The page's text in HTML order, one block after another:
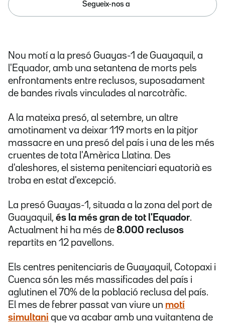
Segueix-nos a
Nou motí a la presó Guayas-1 de Guayaquil, a
l'Equador, amb una setantena de morts pels
enfrontaments entre reclusos, suposadament
de bandes rivals vinculades al narcotràfic.
A la mateixa presó, al setembre, un altre
amotinament va deixar 119 morts en la pitjor
massacre en una presó del país i una de les més
cruentes de tota l'Amèrica Llatina. Des
d'aleshores, el sistema penitenciari equatorià es
troba en estat d'excepció.
La presó Guayas-1, situada a la zona del port de
Guayaquil, és la més gran de tot l'Equador.
Actualment hi ha més de 8.000 reclusos
repartits en 12 pavellons.
Els centres penitenciaris de Guayaquil, Cotopaxi i
Cuenca són les més massificades del país i
aglutinen el 70% de la població reclusa del país.
El mes de febrer passat van viure un motí
simultani que va acabar amb una vuitantena de